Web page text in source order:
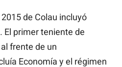
de Colau incluyó
El primer teniente de
frente de un
Economía y el régimen